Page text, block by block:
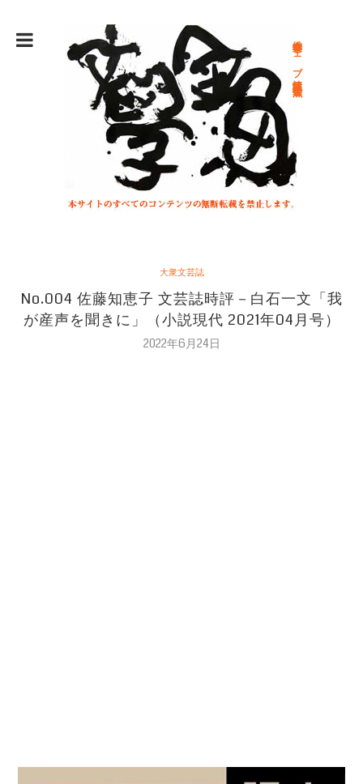
総合文学ウェブ情報誌 文学金魚
大衆文芸誌
No.004 佐藤知恵子 文芸誌時評－白石一文「我
が産声を聞きに」（小説現代 2021年04月号）
2022年6月24日